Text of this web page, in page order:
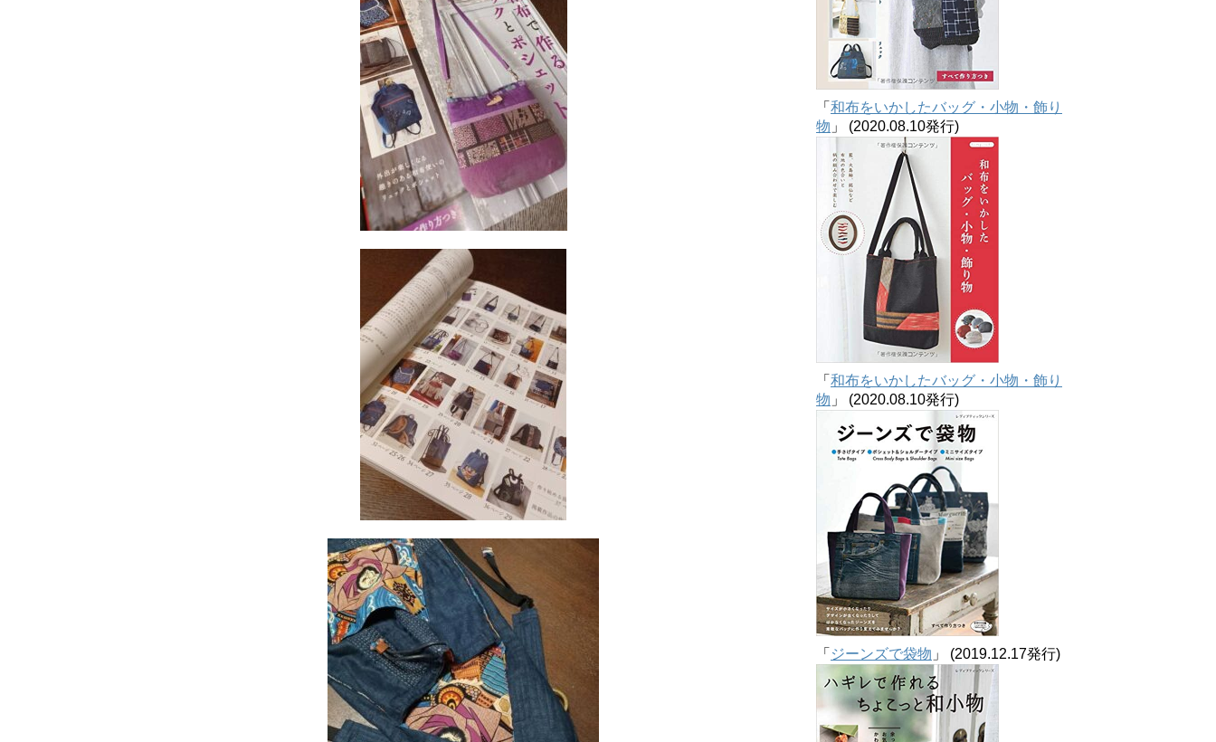
「 和布をいかしたバッグ・小物・飾り
物 」 (2020.08.10発行)
「 和布をいかしたバッグ・小物・飾り
物 」 (2020.08.10発行)
「 ジーンズで袋物 」 (2019.12.17発行)